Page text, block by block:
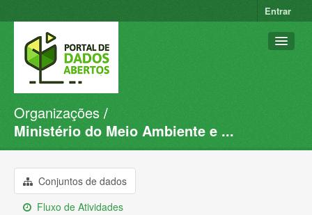
Entrar
Conjuntos de dados
Organizações
Sobre
Organizações
Ministério do Meio Ambiente e ...
Conjuntos de dados
Fluxo de Atividades